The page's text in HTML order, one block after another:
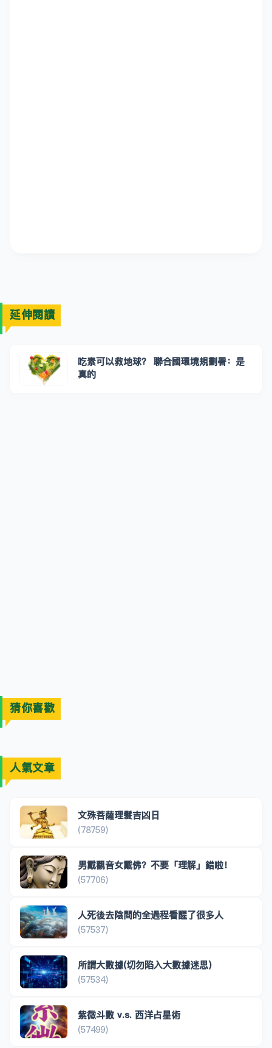
延伸閱讀
吃素可以救地球？ 聯合國環境規劃署：是
真的
猜你喜歡
人氣文章
文殊菩薩理髮吉凶日
(78759)
男戴觀音女戴佛？不要「理解」錯啦！
(57706)
人死後去陰間的全過程看醒了很多人
(57537)
所謂大數據(切勿陷入大數據迷思)
(57534)
紫微斗數 v.s. 西洋占星術
(57499)